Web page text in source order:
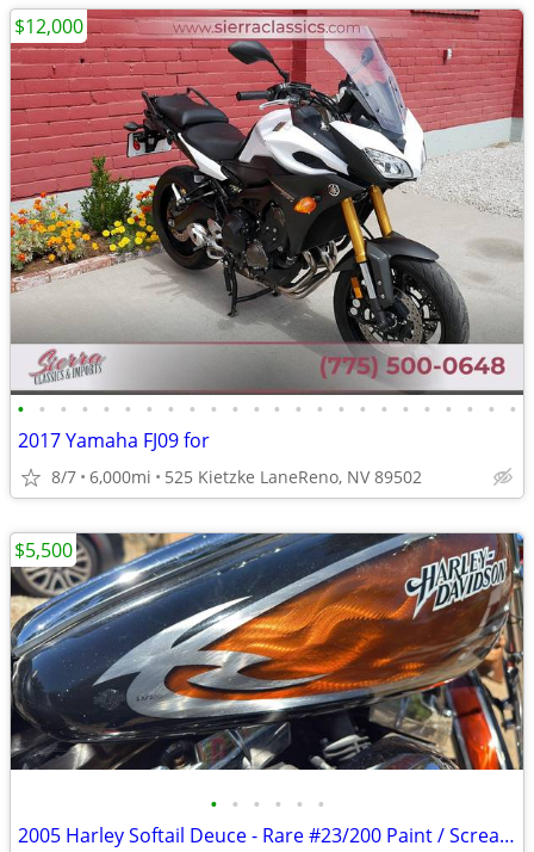
• • • • • • • • • • • • • • • • • • • • • • • •
2017 Yamaha FJ09 for
8/7 6,000mi 525 Kietzke LaneReno, NV 89502
$12,000
• • • • • •
2005 Harley Softail Deuce - Rare #23/200 Paint / Screamin Eagle - PRIC
$5,500